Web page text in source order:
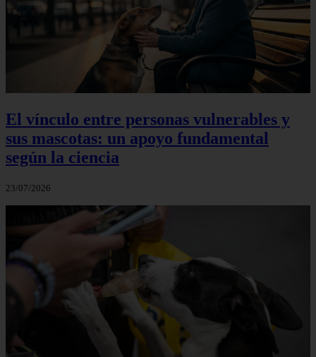
El vínculo entre personas vulnerables y
sus mascotas: un apoyo fundamental
según la ciencia
23/07/2026